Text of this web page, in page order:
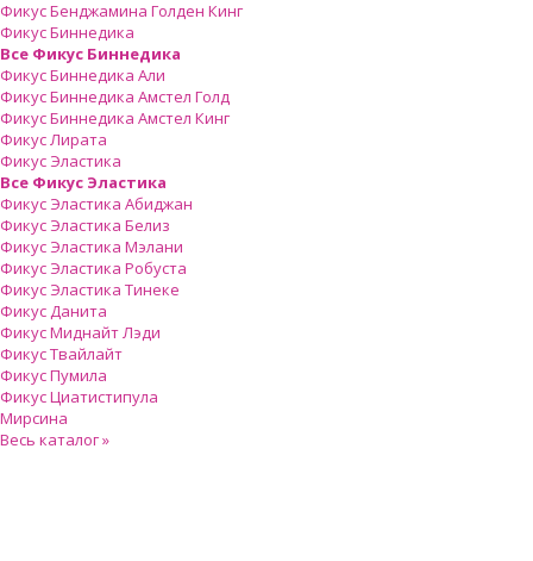
Фикус Бенджамина Голден Кинг
Фикус Биннедика
Все Фикус Биннедика
Фикус Биннедика Али
Фикус Биннедика Амстел Голд
Фикус Биннедика Амстел Кинг
Фикус Лирата
Фикус Эластика
Все Фикус Эластика
Фикус Эластика Абиджан
Фикус Эластика Белиз
Фикус Эластика Мэлани
Фикус Эластика Робуста
Фикус Эластика Тинеке
Фикус Данита
Фикус Миднайт Лэди
Фикус Твайлайт
Фикус Пумила
Фикус Циатистипула
Мирсина
Весь каталог »